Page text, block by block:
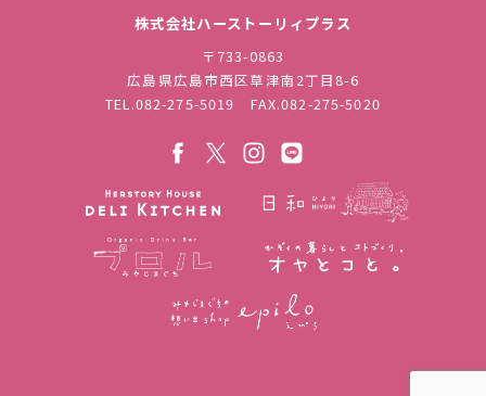
株式会社ハーストーリィプラス
〒733-0863
広島県広島市西区草津南2丁目8-6
TEL.082-275-5019 FAX.082-275-5020